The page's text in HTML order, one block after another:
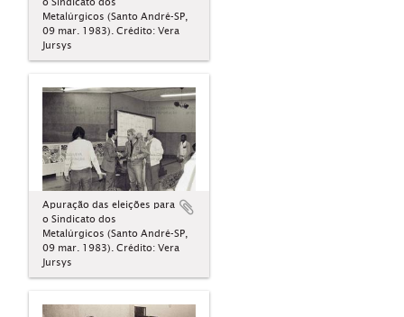
Metalúrgicos (Santo André-SP,
09 mar. 1983). Crédito: Vera
Jursys
Apuração das eleições para
o Sindicato dos
Metalúrgicos (Santo André-SP,
09 mar. 1983). Crédito: Vera
Jursys